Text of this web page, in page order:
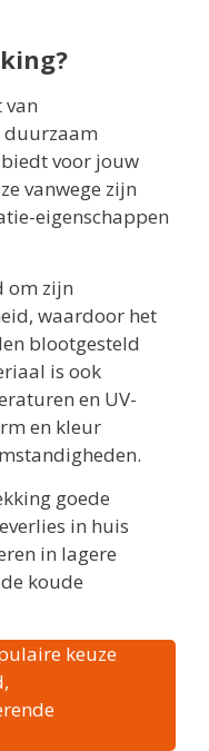
van
duurzaam
voor jouw
vanwege zijn
eigenschappen
om zijn
waardoor het
blootgesteld
is ook
en UV-
en kleur
goede
in huis
in lagere
koude
keuze